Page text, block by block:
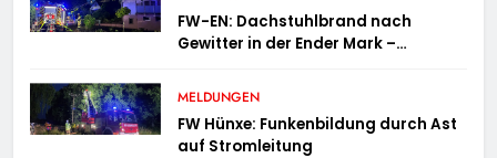
FW-EN: Dachstuhlbrand nach
Gewitter in der Ender Mark –
Brandausbreitung
MELDUNGEN
FW Hünxe: Funkenbildung durch Ast
auf Stromleitung